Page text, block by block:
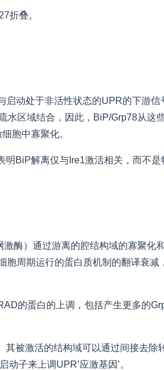
折叠。
动处于非活性状态的UPR的下游
区域结合，因此，BiP/Grp78从这
胞中寡聚化。
BiP解离仅与Ire1激活相关，而不
酶）通过游离的腔结构域的寡聚化
周期运行的蛋白质机制的翻译衰减
的蛋白的上调，包括产生更多的
被激活的结构域可以通过间接去除
子来上调UPR’应激基因’。